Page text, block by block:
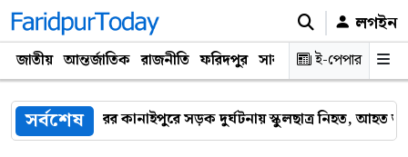
লগইন
জাতীয় আন্তর্জাতিক রাজনীতি ফরিদপুর সারাদেশ প্রযুক্তি
ই-পেপার
সর্বশেষ
স্কুলছাত্র নিহত, আহত আরও তিনজন ফরিদপুরে ভ্রাম্যমাণ